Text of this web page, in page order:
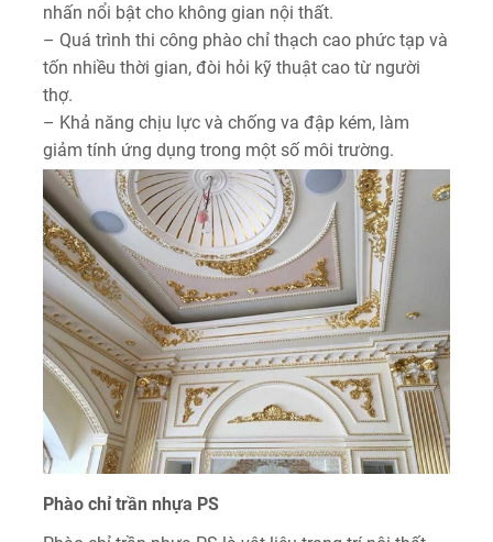
nhấn nổi bật cho không gian nội thất.
– Quá trình thi công phào chỉ thạch cao phức tạp và
tốn nhiều thời gian, đòi hỏi kỹ thuật cao từ người
thợ.
– Khả năng chịu lực và chống va đập kém, làm
giảm tính ứng dụng trong một số môi trường.
Phào chỉ trần nhựa PS